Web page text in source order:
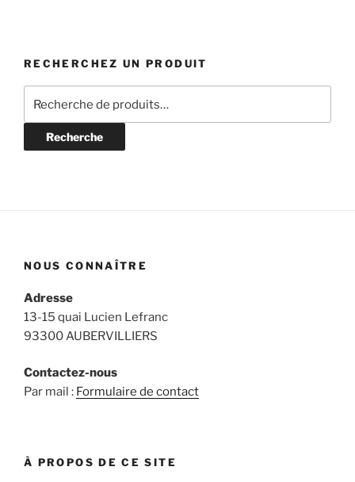
RECHERCHEZ UN PRODUIT
pour :
Recherche
NOUS CONNAÎTRE
Adresse
13-15 quai Lucien Lefranc
93300 AUBERVILLIERS
Contactez-nous
Par mail : Formulaire de contact
À PROPOS DE CE SITE